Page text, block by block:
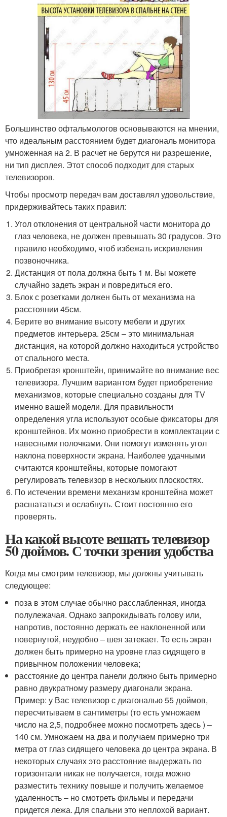
Большинство офтальмологов основываются на мнении,
что идеальным расстоянием будет диагональ монитора
умноженная на 2. В расчет не берутся ни разрешение,
ни тип дисплея. Этот способ подходит для старых
телевизоров.
Чтобы просмотр передач вам доставлял удовольствие,
придерживайтесь таких правил:
Угол отклонения от центральной части монитора до
глаз человека, не должен превышать 30 градусов. Это
правило необходимо, чтоб избежать искривления
позвоночника.
Дистанция от пола должна быть 1 м. Вы можете
случайно задеть экран и повредиться его.
Блок с розетками должен быть от механизма на
расстоянии 45см.
Берите во внимание высоту мебели и других
предметов интерьера. 25см – это минимальная
дистанция, на которой должно находиться устройство
от спального места.
Приобретая кронштейн, принимайте во внимание вес
телевизора. Лучшим вариантом будет приобретение
механизмов, которые специально созданы для TV
именно вашей модели. Для правильности
определения угла используют особые фиксаторы для
кронштейнов. Их можно приобрести в комплектации с
навесными полочками. Они помогут изменять угол
наклона поверхности экрана. Наиболее удачными
считаются кронштейны, которые помогают
регулировать телевизор в нескольких плоскостях.
По истечении времени механизм кронштейна может
расшататься и ослабнуть. Стоит постоянно его
проверять.
На какой высоте вешать телевизор
50 дюймов. С точки зрения удобства
Когда мы смотрим телевизор, мы должны учитывать
следующее:
поза в этом случае обычно расслабленная, иногда
полулежачая. Однако запрокидывать голову или,
напротив, постоянно держать ее наклоненной или
повернутой, неудобно – шея затекает. То есть экран
должен быть примерно на уровне глаз сидящего в
привычном положении человека;
расстояние до центра панели должно быть примерно
равно двукратному размеру диагонали экрана.
Пример: у Вас телевизор с диагональю 55 дюймов,
пересчитываем в сантиметры (то есть умножаем
число на 2,5, подробнее можно посмотреть здесь ) –
140 см. Умножаем на два и получаем примерно три
метра от глаз сидящего человека до центра экрана. В
некоторых случаях это расстояние выдержать по
горизонтали никак не получается, тогда можно
разместить технику повыше и получить желаемое
удаленность – но смотреть фильмы и передачи
придется лежа. Для спальни это неплохой вариант.